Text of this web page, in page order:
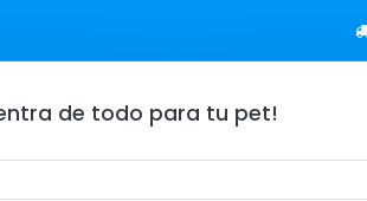
de todo para tu pet!